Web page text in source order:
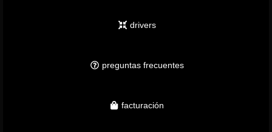
drivers
preguntas frecuentes
facturación